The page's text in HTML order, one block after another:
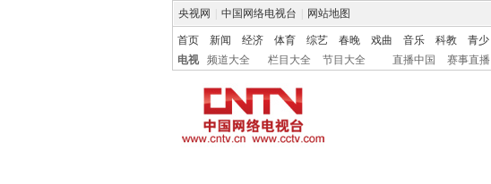
央视网 中国网络电视台 网站地图
首页 新闻 经济 体育 综艺 春晚 戏曲 音乐 科教 青少
电视
频道大全 栏目大全 节目大全 直播中国 赛事直播